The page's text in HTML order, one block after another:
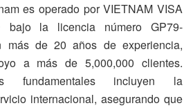
es operado por VIETNAM VISA
bajo la licencia número GP79-
más de 20 años de experiencia,
a más de 5,000,000 clientes.
fundamentales incluyen la
internacional, asegurando que